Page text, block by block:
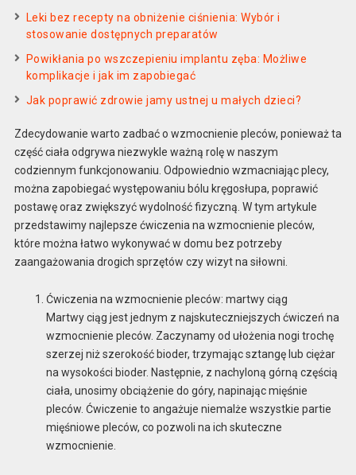
Leki bez recepty na obniżenie ciśnienia: Wybór i
stosowanie dostępnych preparatów
Powikłania po wszczepieniu implantu zęba: Możliwe
komplikacje i jak im zapobiegać
Jak poprawić zdrowie jamy ustnej u małych dzieci?
Zdecydowanie warto zadbać o wzmocnienie pleców, ponieważ ta
część ciała odgrywa niezwykle ważną rolę w naszym
codziennym funkcjonowaniu. Odpowiednio wzmacniając plecy,
można zapobiegać występowaniu bólu kręgosłupa, poprawić
postawę oraz zwiększyć wydolność fizyczną. W tym artykule
przedstawimy najlepsze ćwiczenia na wzmocnienie pleców,
które można łatwo wykonywać w domu bez potrzeby
zaangażowania drogich sprzętów czy wizyt na siłowni.
Ćwiczenia na wzmocnienie pleców: martwy ciąg
Martwy ciąg jest jednym z najskuteczniejszych ćwiczeń na
wzmocnienie pleców. Zaczynamy od ułożenia nogi trochę
szerzej niż szerokość bioder, trzymając sztangę lub ciężar
na wysokości bioder. Następnie, z nachyloną górną częścią
ciała, unosimy obciążenie do góry, napinając mięśnie
pleców. Ćwiczenie to angażuje niemalże wszystkie partie
mięśniowe pleców, co pozwoli na ich skuteczne
wzmocnienie.